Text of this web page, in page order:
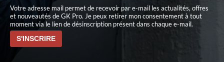
Votre adresse mail permet de recevoir par e-mail les actualités, offres
et nouveautés de GK Pro. Je peux retirer mon consentement à tout
moment via le lien de désinscription présent dans chaque e-mail.